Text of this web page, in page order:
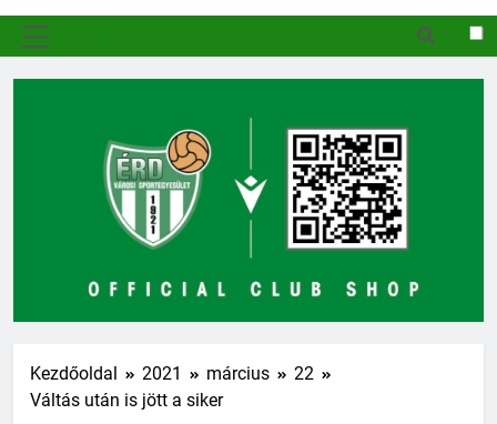
Kezdőoldal 2021 március
22
Váltás után is jött a siker